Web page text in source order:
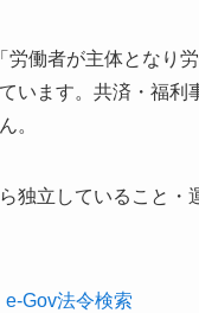
働者が主体となり
います。共済・福利
。
独立していること・
Gov法令検索